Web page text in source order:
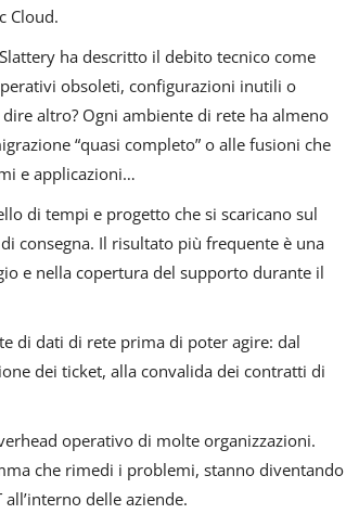
Cloud.
ha descritto il debito tecnico come
obsoleti, configurazioni inutili o
altro? Ogni ambiente di rete ha almeno
“quasi completo” o alle fusioni che
e applicazioni…
di tempi e progetto che si scaricano sul
consegna. Il risultato più frequente è una
e nella copertura del supporto durante il
di dati di rete prima di poter agire: dal
dei ticket, alla convalida dei contratti di
operativo di molte organizzazioni.
che rimedi i problemi, stanno diventando
delle aziende.